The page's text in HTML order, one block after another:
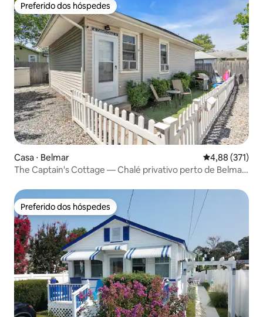
Preferido dos hóspedes
Preferido dos hóspedes
Casa ⋅ Belmar 4,88 de uma
4,88 (371)
The Captain's Cottage — Chalé privativo perto de Belmar
Preferido dos hóspedes
Preferido dos hóspedes